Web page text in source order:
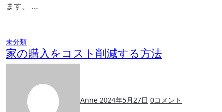
ます。 …
未分類
家の購入をコスト削減する方法
Anne 2024年5月27日 0コメント